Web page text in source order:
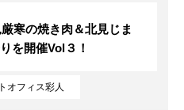
オフィス彩人
寒の焼き肉＆北見じま
を開催Vol３！